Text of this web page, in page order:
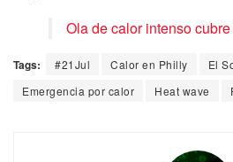
Ola de calor intenso
Tags: #21Jul Calor en Philly
El
Emergencia por calor
Heat wave